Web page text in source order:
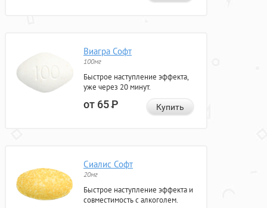
Виагра Софт
100мг
Быстрое наступление эффекта,
уже через 20 минут.
от 65Р Купить
Сиалис Софт
20мг
Быстрое наступление эффекта и
совместимость с алкоголем.